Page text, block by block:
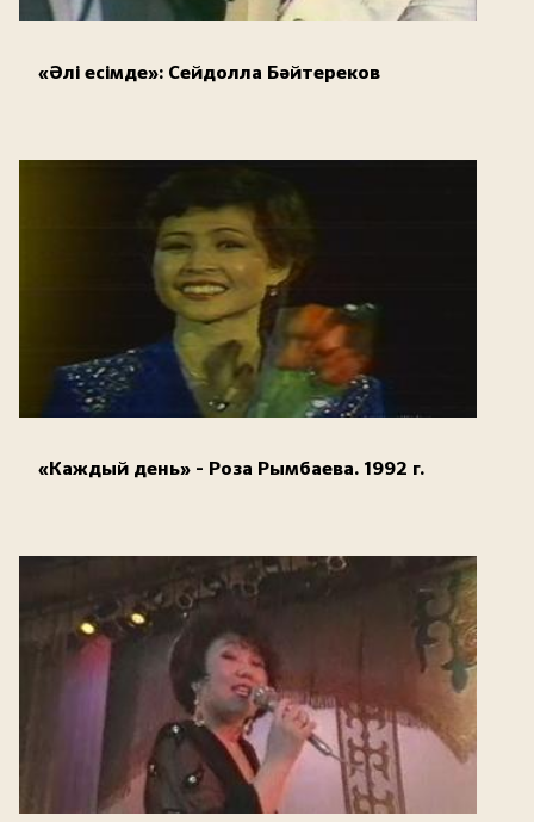
«Әлі есімде»: Сейдолла Бәйтереков
«Каждый день» - Роза Рымбаева. 1992 г.